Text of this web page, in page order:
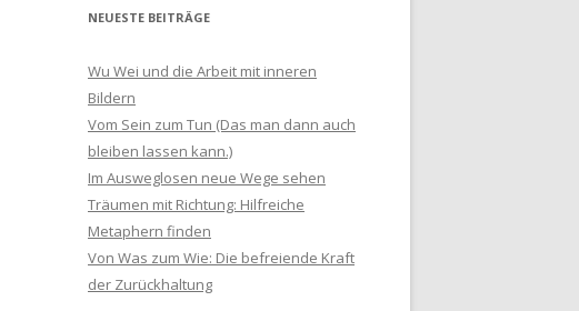
NEUESTE BEITRÄGE
Wu Wei und die Arbeit mit inneren
Bildern
Vom Sein zum Tun (Das man dann auch
bleiben lassen kann.)
Im Ausweglosen neue Wege sehen
Träumen mit Richtung: Hilfreiche
Metaphern finden
Von Was zum Wie: Die befreiende Kraft
der Zurückhaltung